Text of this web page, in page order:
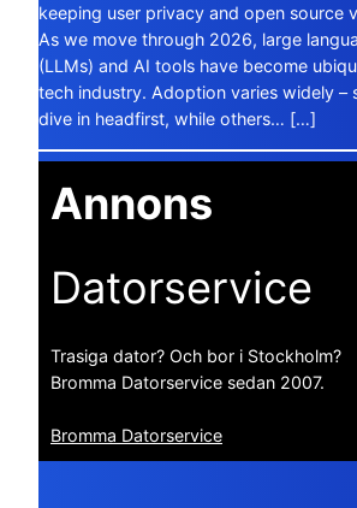
keeping user privacy and open source
As we move through 2026, large
(LLMs) and AI tools have become
tech industry. Adoption varies widely –
dive in headfirst, while others… […]
Annons
Datorservice
Trasiga dator? Och bor i Stockholm?
Bromma Datorservice sedan 2007.
Bromma Datorservice